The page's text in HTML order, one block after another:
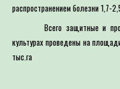
распространением болезни 1,7-
Всего защитные и
культурах проведены на
тыс.га